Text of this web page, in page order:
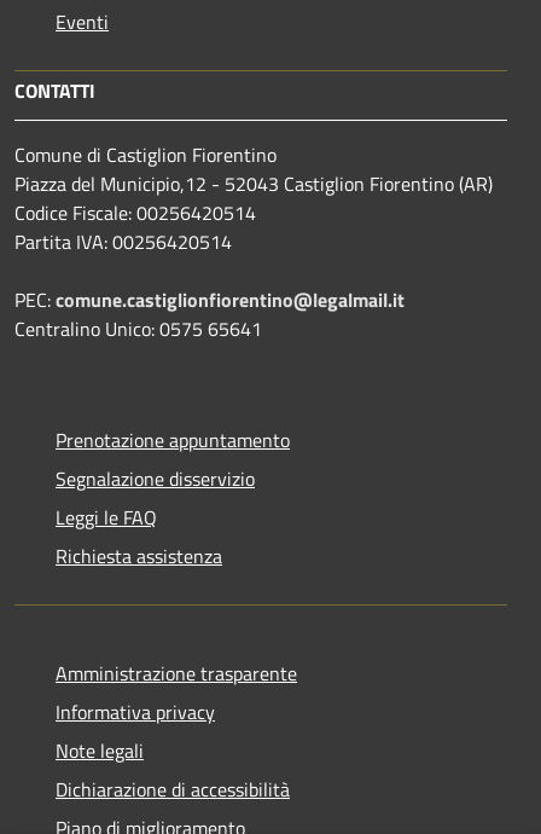
Eventi
CONTATTI
Comune di Castiglion Fiorentino
Piazza del Municipio,12 - 52043 Castiglion Fiorentino (AR)
Codice Fiscale: 00256420514
Partita IVA: 00256420514
PEC:comune.castiglionfiorentino@legalmail.it
Centralino Unico: 0575 65641
Prenotazione appuntamento
Segnalazione disservizio
Leggi le FAQ
Richiesta assistenza
Amministrazione trasparente
Informativa privacy
Note legali
Dichiarazione di accessibilità